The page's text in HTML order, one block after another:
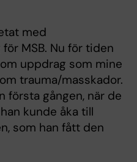
med
MSB. Nu för tiden
uppdrag som mine
trauma/masskador.
första gången, när de
kunde åka till
som han fått den